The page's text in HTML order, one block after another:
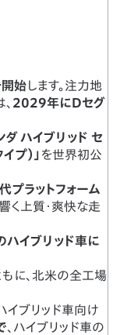
開始 します。注力地
2029年にDセグ
ハイブリッド セ
プ）」 を世界初公
プラットフォーム
く上質・爽快な走
イブリッド車に
もに、北米の全工場
ブリッド車向け
、ハイブリッド車の